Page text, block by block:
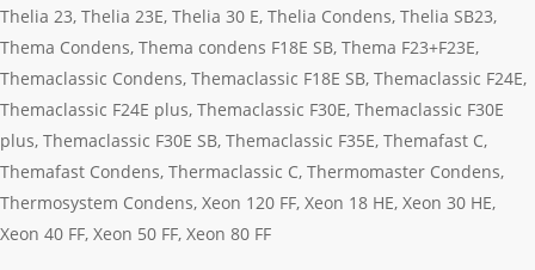
Thelia 23, Thelia 23E, Thelia 30 E, Thelia Condens, Thelia SB23,
Thema Condens, Thema condens F18E SB, Thema F23+F23E,
Themaclassic Condens, Themaclassic F18E SB, Themaclassic F24E,
Themaclassic F24E plus, Themaclassic F30E, Themaclassic F30E
plus, Themaclassic F30E SB, Themaclassic F35E, Themafast C,
Themafast Condens, Thermaclassic C, Thermomaster Condens,
Thermosystem Condens, Xeon 120 FF, Xeon 18 HE, Xeon 30 HE,
Xeon 40 FF, Xeon 50 FF, Xeon 80 FF